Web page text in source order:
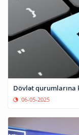
Dövlət qurumlarına
06-05-2025